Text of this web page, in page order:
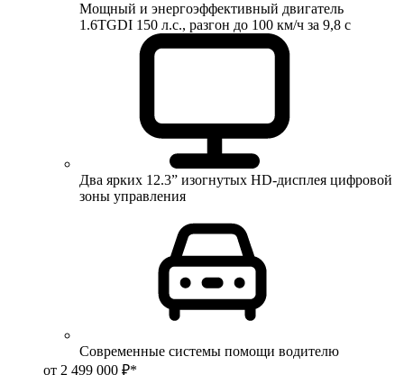
Мощный и энергоэффективный двигатель
1.6TGDI 150 л.с., разгон до 100 км/ч за 9,8 с
Два ярких 12.3” изогнутых HD-дисплея цифровой
зоны управления
Современные системы помощи водителю
от 2 499 000 ₽*